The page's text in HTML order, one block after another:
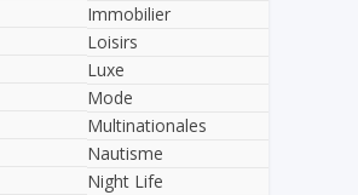
Immobilier
Loisirs
Luxe
Mode
Multinationales
Nautisme
Night Life